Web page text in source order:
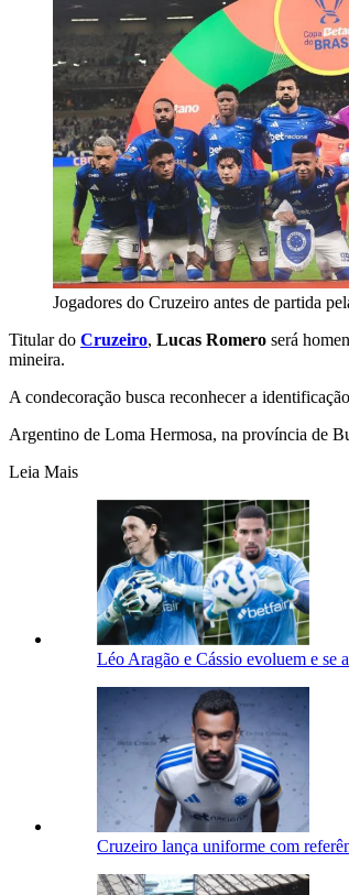
Jogadores do Cruzeiro antes de partida
Titular do Cruzeiro, Lucas Romero será
mineira.
A condecoração busca reconhecer a
Argentino de Loma Hermosa, na província de
Leia Mais
Léo Aragão e Cássio evoluem e se
Cruzeiro lança uniforme com